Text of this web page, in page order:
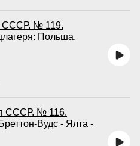
СССР. № 119.
Польша,
СССР. № 116.
Вудс - Ялта -